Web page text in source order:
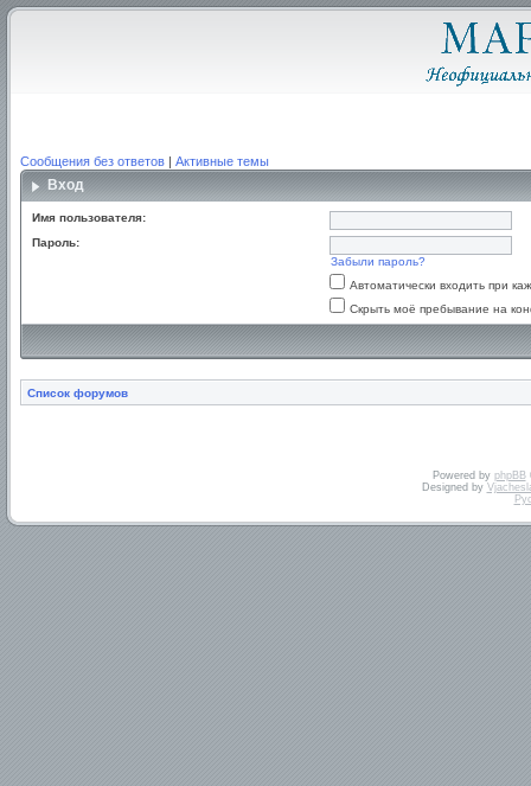
Сообщения без ответов | Активные темы
Вход
Имя пользователя:
Пароль:
Забыли пароль?
Автоматически входить при
Скрыть моё пребывание на
Список форумов
Powered by phpBB
Designed by